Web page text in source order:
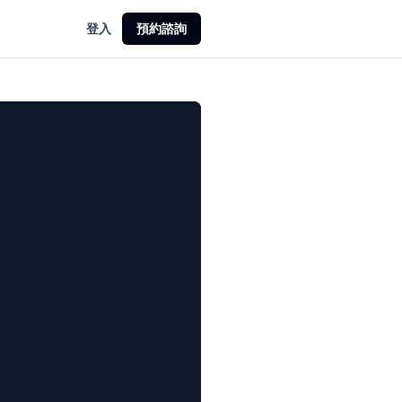
登入 預約諮詢